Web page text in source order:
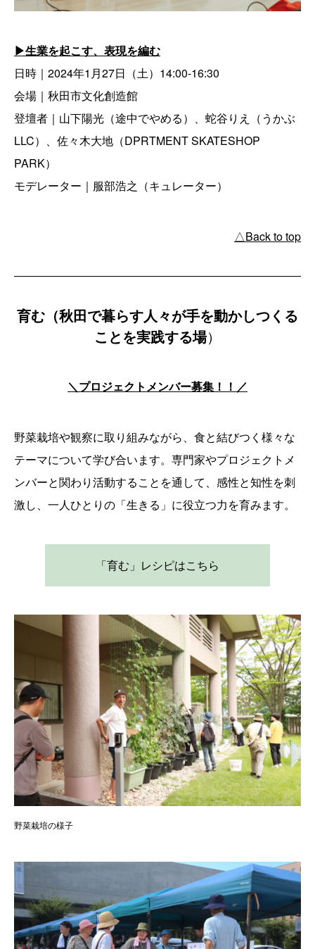
▶︎生業を起こす、表現を編む
日時｜2024年1月27日（土）14:00-16:30
会場｜秋田市文化創造館
登壇者｜山下陽光（途中でやめる）、蛇谷りえ（うかぶ
LLC）、佐々木大地（DPRTMENT SKATESHOP
PARK）
モデレーター｜服部浩之（キュレーター）
△Back to top
育む（秋田で暮らす人々が手を動かしつくる
ことを実践する場）
＼プロジェクトメンバー募集！！／
野菜栽培や観察に取り組みながら、食と結びつく様々な
テーマについて学び合います。専門家やプロジェクトメ
ンバーと関わり活動することを通して、感性と知性を刺
激し、一人ひとりの「生きる」に役立つ力を育みます。
「育む」レシピはこちら
野菜栽培の様子